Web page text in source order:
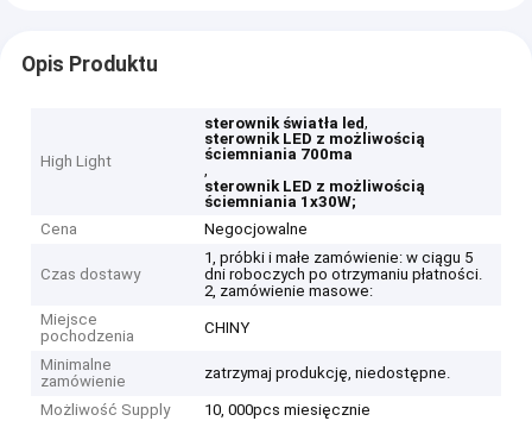
Opis Produktu
High Light
sterownik światła led,
sterownik LED z możliwością
ściemniania 700ma
,
sterownik LED z możliwością
ściemniania 1x30W;
Cena
Negocjowalne
Czas dostawy
1, próbki i małe zamówienie: w ciągu 5
dni roboczych po otrzymaniu płatności.
2, zamówienie masowe:
Miejsce
pochodzenia
CHINY
Minimalne
zamówienie
zatrzymaj produkcję, niedostępne.
Możliwość Supply 10, 000pcs miesięcznie